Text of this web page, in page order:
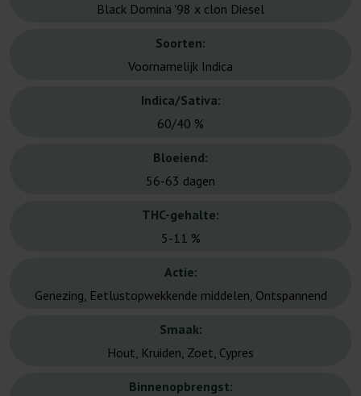
Black Domina '98 x clon Diesel
Soorten:
Voornamelijk Indica
Indica/Sativa:
60/40 %
Bloeiend:
56-63 dagen
THC-gehalte:
5-11 %
Actie:
Genezing, Eetlustopwekkende middelen, Ontspannend
Smaak:
Hout, Kruiden, Zoet, Cypres
Binnenopbrengst: